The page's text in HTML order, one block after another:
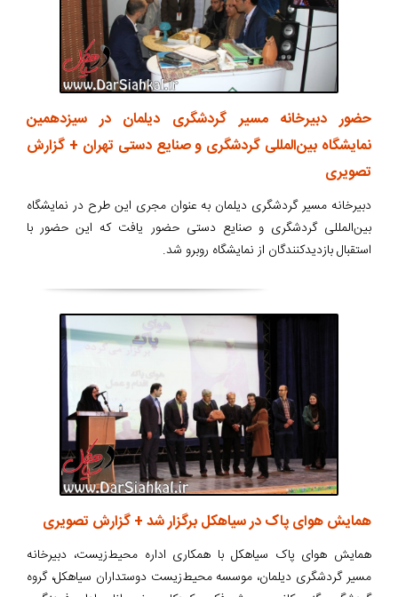
حضور دبیرخانه مسیر گردشگری دیلمان در سیزدهمین
نمایشگاه بین‌المللی گردشگری و صنایع دستی تهران + گزارش
تصویری
دبیرخانه مسیر گردشگری دیلمان به عنوان مجری این طرح در نمایشگاه
بین‌المللی گردشگری و صنایع دستی حضور یافت که این حضور با
استقبال بازدیدکنندگان از نمایشگاه روبرو شد.
همایش هوای پاک در سیاهکل برگزار شد + گزارش تصویری
همایش هوای پاک سیاهکل با همکاری اداره محیط‌زیست، دبیرخانه
مسیر گردشگری دیلمان، موسسه محیط‌زیست دوستداران سیاهکل، گروه